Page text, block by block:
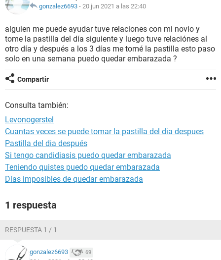
SEXUALIDAD
gonzalez6693 - 20 jun 2021 a las 22:40
alguien me puede ayudar tuve relaciones con mi novio y
tome la pastilla del día siguiente y luego tuve relaciónes al
otro día y después a los 3 días me tomé la pastilla esto paso
solo en una semana puedo quedar embarazada ?
Compartir
Consulta también:
Levonogerstel
Cuantas veces se puede tomar la pastilla del dia despues
Pastilla del dia después
Si tengo candidiasis puedo quedar embarazada
Teniendo quistes puedo quedar embarazada
Días imposibles de quedar embarazada
1 respuesta
RESPUESTA 1 / 1
gonzalez6693 69